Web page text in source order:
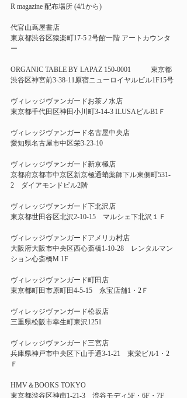
R magazine 配布場所 (4/1から)
代官山蔦屋書店
東京都渋谷区猿楽町17-5 2号館一階 アートカウンタ
ー
ORGANIC TABLE BY LAPAZ	150-0001	東京都
渋谷区神宮前3-38-11原宿ニューロイヤルビル1F15号
ヴィレッジヴァンガードお茶ノ水店
東京都千代田区神田小川町3-14-3 ILUSAビルB1Ｆ
ヴィレッジヴァンガード名古屋中央店
愛知県名古屋市中区栄3-23-10
ヴィレッジヴァンガード新京極店
京都府京都市中京区新京極通蛸薬師下ル東側町531-
2　ダイアモンドビル2階
ヴィレッジヴァンガード下北沢店
東京都世田谷区北沢2-10-15　マルシェ下北沢１Ｆ
ヴィレッジヴァンガードアメリカ村店
大阪府大阪市中央区西心斎橋1-10-28　レンタルマン
ション心斎橋M 1F
ヴィレッジヴァンガード町田店
東京都町田市原町田4-5-15　永宝店舗1・2Ｆ
ヴィレッジヴァンガード松坂店
三重県松阪市幸生町東沢1251
ヴィレッジヴァンガード三宮店
兵庫県神戸市中央区下山手通3-1-21　東栄ビル1・2
Ｆ
HMV＆BOOKS TOKYO
東京都渋谷区神南1-21-3　渋谷モディ5F・6F・7F